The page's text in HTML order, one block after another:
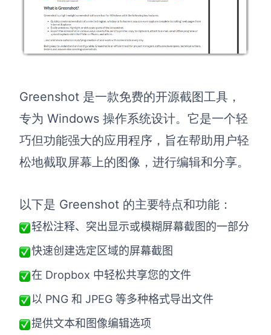
Greenshot 是一款免费的开源截图工具，
专为 Windows 操作系统设计。它是一个轻
巧但功能强大的应用程序，旨在帮助用户轻
松地截取屏幕上的图像，进行编辑和分享。
以下是 Greenshot 的主要特点和功能：
轻松注释、突出显示或模糊屏幕截图的一部分
快速创建选定区域的屏幕截图
在 Dropbox 中轻松共享您的文件
以 PNG 和 JPEG 等多种格式导出文件
提供文本和图像编辑选项